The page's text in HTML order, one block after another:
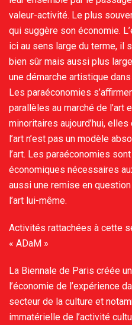
valeur-activité. Le plus
qui suggère son économie.
ici au sens large du terme, il
bien sûr mais aussi plus
une démarche artistique
Les paraéconomies
parallèles au marché de
minoritaires aujourd’hui,
l’art n’est pas un modèle
l’art. Les paraéconomies
économiques nécessaires
aussi une remise en
l’art lui-même.
Activités rattachées à cette
« ADaM »
La Biennale de Paris créée
l’économie de l’expérience
secteur de la culture et
immatérielle de l’activité